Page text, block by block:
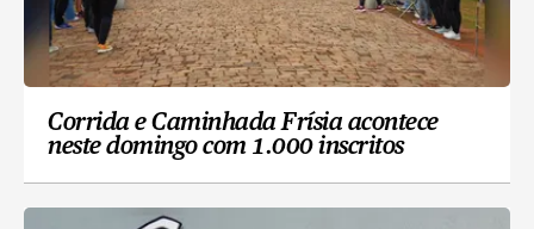
Corrida e Caminhada Frísia acontece
neste domingo com 1.000 inscritos